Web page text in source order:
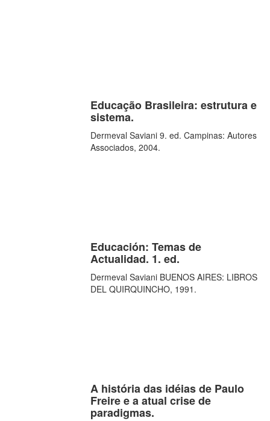
Educação Brasileira: estrutura e
sistema.
Dermeval Saviani 9. ed. Campinas: Autores
Associados, 2004.
Educación: Temas de
Actualidad. 1. ed.
Dermeval Saviani BUENOS AIRES: LIBROS
DEL QUIRQUINCHO, 1991.
A história das idéias de Paulo
Freire e a atual crise de
paradigmas.